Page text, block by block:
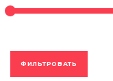
ФИЛЬТРОВАТЬ